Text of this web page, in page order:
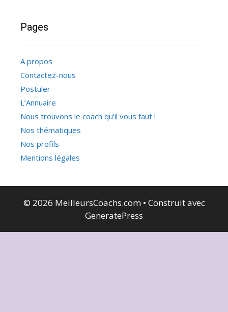
Pages
A propos
Contactez-nous
Postuler
L’Annuaire
Nous trouvons le coach qu’il vous faut !
Nos thématiques
Nos profils
Mentions légales
© 2026 MeilleursCoachs.com• Construit avec
GeneratePress